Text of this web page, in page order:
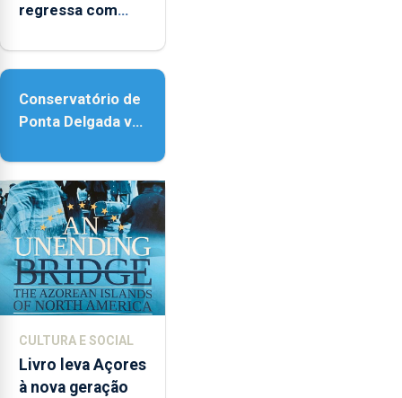
regressa com
acessibilidade
Conservatório de
Ponta Delgada vai
instrumentos
CULTURA E SOCIAL
Livro leva Açores
à nova geração